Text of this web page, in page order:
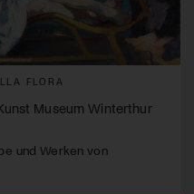
FLORA
Museum Winterthur
und Werken von